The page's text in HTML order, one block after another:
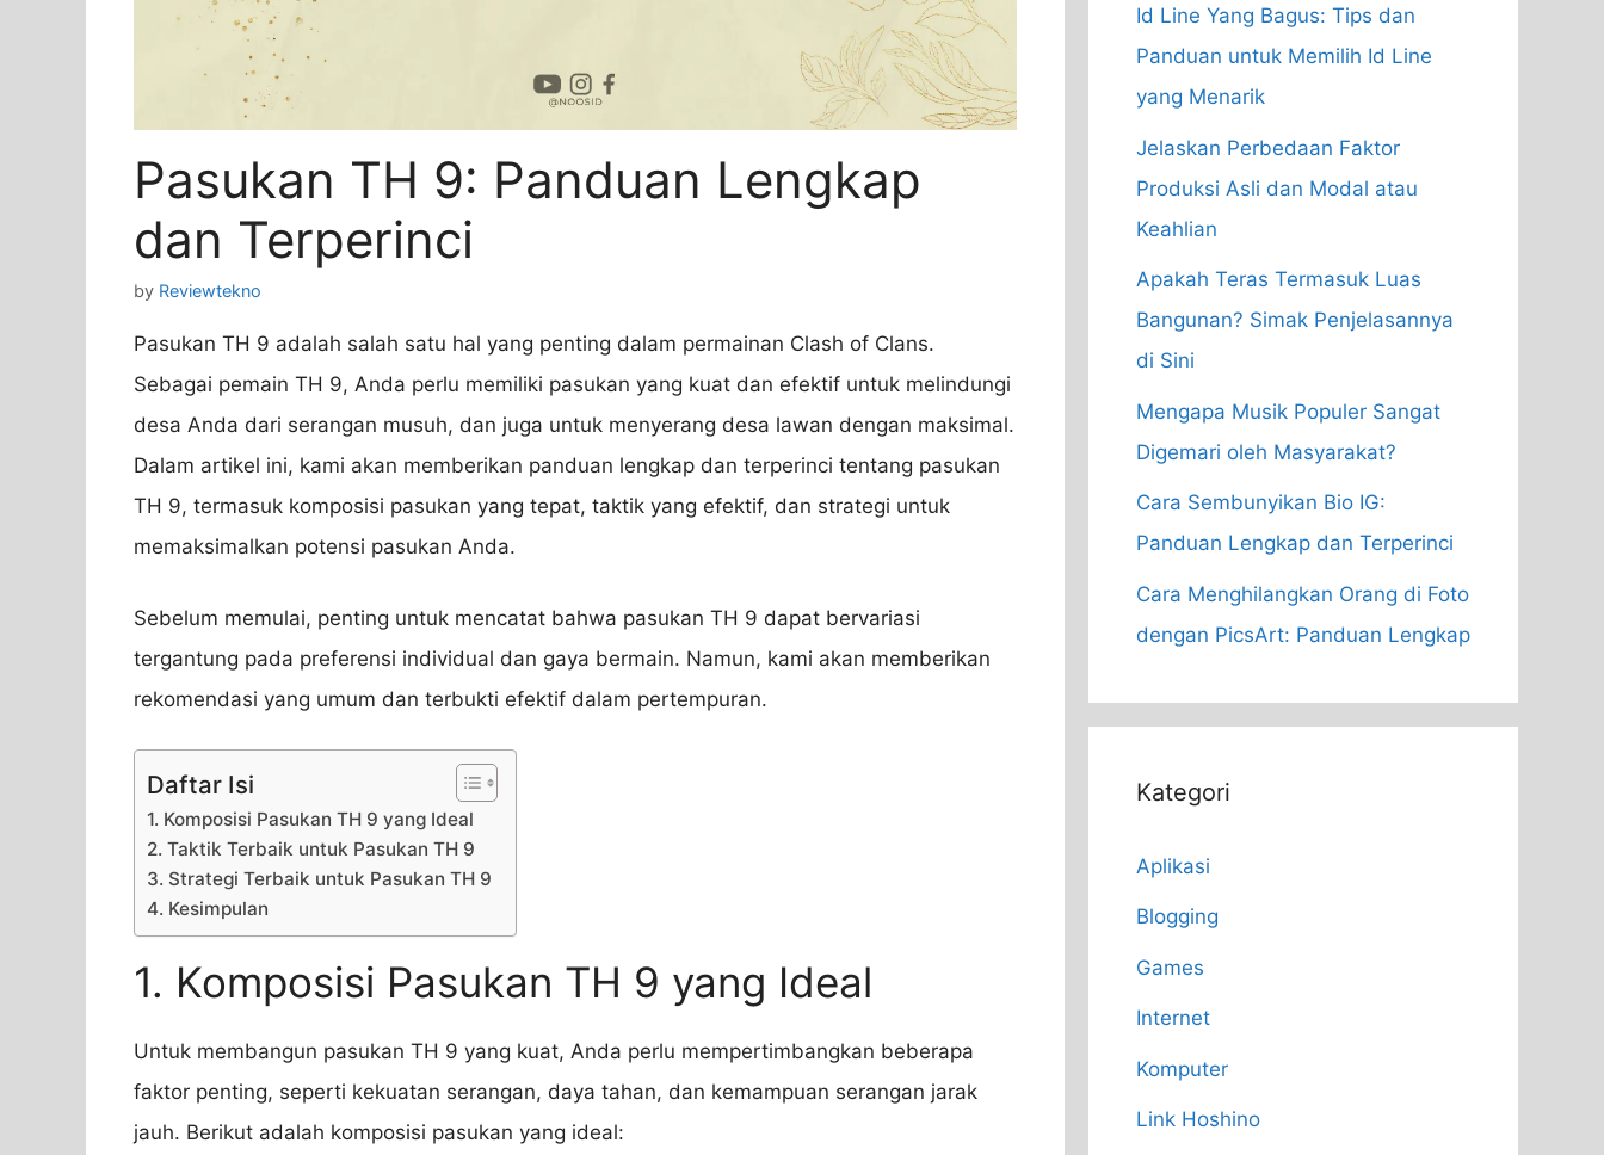
Pasukan TH 9: Panduan Lengkap
dan Terperinci
by Reviewtekno
Pasukan TH 9 adalah salah satu hal yang penting dalam permainan Clash of Clans.
Sebagai pemain TH 9, Anda perlu memiliki pasukan yang kuat dan efektif untuk melindungi
desa Anda dari serangan musuh, dan juga untuk menyerang desa lawan dengan maksimal.
Dalam artikel ini, kami akan memberikan panduan lengkap dan terperinci tentang pasukan
TH 9, termasuk komposisi pasukan yang tepat, taktik yang efektif, dan strategi untuk
memaksimalkan potensi pasukan Anda.
Sebelum memulai, penting untuk mencatat bahwa pasukan TH 9 dapat bervariasi
tergantung pada preferensi individual dan gaya bermain. Namun, kami akan memberikan
rekomendasi yang umum dan terbukti efektif dalam pertempuran.
Daftar Isi
1. Komposisi Pasukan TH 9 yang Ideal
2. Taktik Terbaik untuk Pasukan TH 9
3. Strategi Terbaik untuk Pasukan TH 9
4. Kesimpulan
1. Komposisi Pasukan TH 9 yang Ideal
Untuk membangun pasukan TH 9 yang kuat, Anda perlu mempertimbangkan beberapa
faktor penting, seperti kekuatan serangan, daya tahan, dan kemampuan serangan jarak
jauh. Berikut adalah komposisi pasukan yang ideal:
Id Line Yang Bagus: Tips dan
Panduan untuk Memilih Id Line
yang Menarik
Jelaskan Perbedaan Faktor
Produksi Asli dan Modal atau
Keahlian
Apakah Teras Termasuk Luas
Bangunan? Simak Penjelasannya
di Sini
Mengapa Musik Populer Sangat
Digemari oleh Masyarakat?
Cara Sembunyikan Bio IG:
Panduan Lengkap dan Terperinci
Cara Menghilangkan Orang di Foto
dengan PicsArt: Panduan Lengkap
Kategori
Aplikasi
Blogging
Games
Internet
Komputer
Link Hoshino